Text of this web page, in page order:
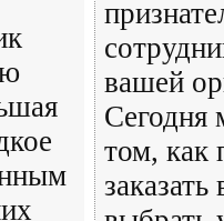
вашей
Сегодня
том, как